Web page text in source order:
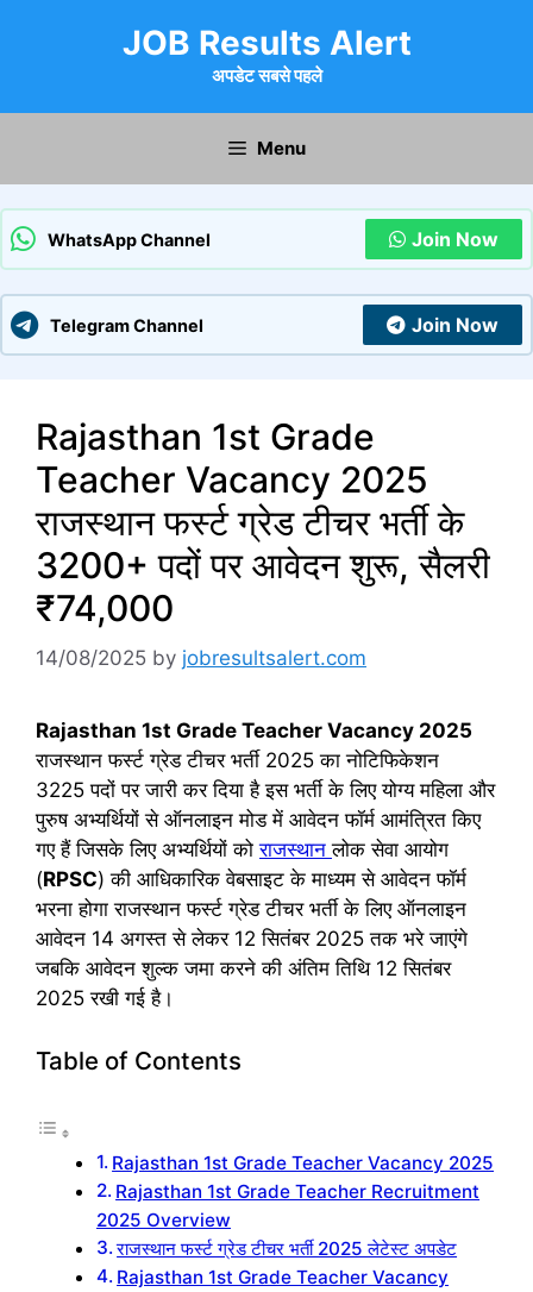
JOB Results Alert
अपडेट सबसे पहले
Menu
WhatsApp Channel Join Now
Telegram Channel Join Now
Rajasthan 1st Grade
Teacher Vacancy 2025
राजस्थान फर्स्ट ग्रेड टीचर भर्ती के
3200+ पदों पर आवेदन शुरू, सैलरी
₹74,000
14/08/2025 by jobresultsalert.com
Rajasthan 1st Grade Teacher Vacancy 2025
राजस्थान फर्स्ट ग्रेड टीचर भर्ती 2025 का नोटिफिकेशन
3225 पदों पर जारी कर दिया है इस भर्ती के लिए योग्य महिला और
पुरुष अभ्यर्थियों से ऑनलाइन मोड में आवेदन फॉर्म आमंत्रित किए
गए हैं जिसके लिए अभ्यर्थियों कोराजस्थानलोक सेवा आयोग
(RPSC) की आधिकारिक वेबसाइट के माध्यम से आवेदन फॉर्म
भरना होगा राजस्थान फर्स्ट ग्रेड टीचर भर्ती के लिए ऑनलाइन
आवेदन 14 अगस्त से लेकर 12 सितंबर 2025 तक भरे जाएंगे
जबकि आवेदन शुल्क जमा करने की अंतिम तिथि 12 सितंबर
2025 रखी गई है।
Table of Contents
Rajasthan 1st Grade Teacher Vacancy 2025
Rajasthan 1st Grade Teacher Recruitment
2025 Overview
राजस्थान फर्स्ट ग्रेड टीचर भर्ती 2025 लेटेस्ट अपडेट
Rajasthan 1st Grade Teacher Vacancy